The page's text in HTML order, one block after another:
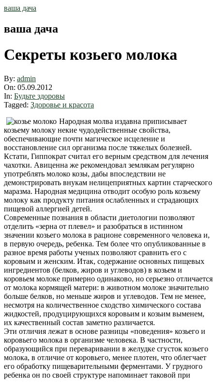
Skip
ваша дача
ваша дача
Секреты козьего молока
By: admin
On: 05.09.2012
In: Будьте здоровы
Tagged: Здоровье и красота
Народная молва издавна приписывает
козьему молоку некие чудодейственные свойства,
обеспечивающие почти магическое исцеление и
восстановление сил организма после тяжелых болезней.
Кстати, Гиппократ считал его верным средством для лечения
чахотки. Авиценна же рекомендовал землякам регулярно
употреблять молоко козы, дабы впоследствии не
демонстрировать внукам нелицеприятных картин старческого
маразма. Народная медицина отводит особую роль козьему
молоку как продукту питания ослабленных и страдающих
пищевой аллергией детей.
Современные познания в области диетологии позволяют
отделить «зерна от плевел» и разобраться в истинном
значении козьего молока в рационе современного человека и,
в первую очередь, ребенка. Тем более что опубликованные в
разное время работы ученых позволяют сравнить его с
коровьим и женским. Итак, содержание основных пищевых
ингредиентов (белков, жиров и углеводов) в козьем и
коровьем молоке примерно одинаково, но серьезно отличается
от молока кормящей матери: в животном молоке значительно
больше белков, но меньше жиров и углеводов. Тем не менее,
несмотря на количественное сходство химического состава
жидкостей, продуцирующихся коровьим и козьим выменем,
их качественный состав заметно различается.
Эти отличия лежат в основе разницы «поведения» козьего и
коровьего молока в организме человека. В частности,
образующийся при переваривании в желудке сгусток козьего
молока, в отличие от коровьего, менее плотен, что облегчает
его обработку пищеварительными ферментами. У грудного
ребенка он по своей структуре напоминает таковой при